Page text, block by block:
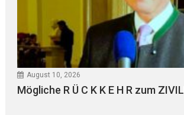
August 10, 2026
Mögliche R Ü C K K E H R zum